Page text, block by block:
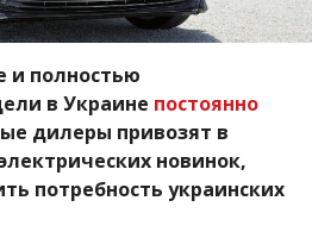
и полностью
в Украине постоянно
дилеры привозят в
новинок,
потребность украинских